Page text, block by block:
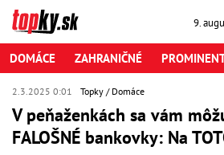
9.
DOMÁCE ZAHRANIČNÉ
2.3.2025 0:01 Topky Domáce
V peňaženkách sa vám
FALOŠNÉ bankovky: Na